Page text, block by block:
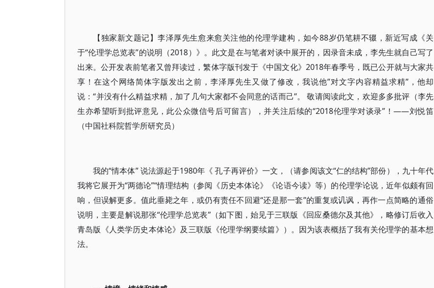
【独家新文题记】李泽厚先生愈来愈关注他的伦理学建构，如今88岁仍笔耕不辍，新近写成《关
于“伦理学总览表”的说明（2018）》。此文是在与笔者对谈中展开的，因录音未成，李先生就自己写了
出来。公开发表前笔者又曾拜读过，繁体字版刊发于《中国文化》2018年春季号，既已公开就与大家共
享！在这个网络简体字版发出之前，李泽厚先生又做了修改，我说他”对文字内容精益求精”，他却
说：“并没有什么精益求精，加了几句大家都不会同意的话而己”。 敬请阅读此文，欢迎多多批评（李先
生亦希望听到批评意见，此公众微信号后可留言），并关注后续的“2018伦理学对谈录”！——刘悦笛
（中国社科院哲学所研究员）
我的“情本体” 说法源起于1980年《 孔子再评价》一文，（请参阅该文“仁的结构”部份），九十年代
我将它展开为“两德论”“情理结构（参阅《历史本体论》《论语今读》等）的伦理学论说，近年似颇有回
响，但误解更多。值此垂毙之年，或仍有责任不回避“还是那一套”的重复或讥讽，再作一点简略的通俗
说明，主要是解说那张“伦理学总览表”（如下图，始见于三联版《回应桑德尔及其他》，略修订后收入
青岛版《人类学历史本体论》及三联版《伦理学纲要续篇》）。因为该表概括了我有关伦理学的基本想
法。